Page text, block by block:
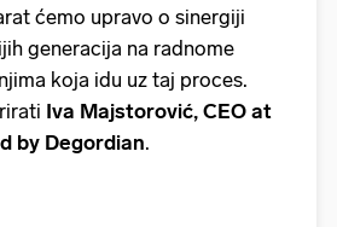
ćemo upravo o sinergiji
generacija na radnome
koja idu uz taj proces.
Iva Majstorović, CEO at
by Degordian.